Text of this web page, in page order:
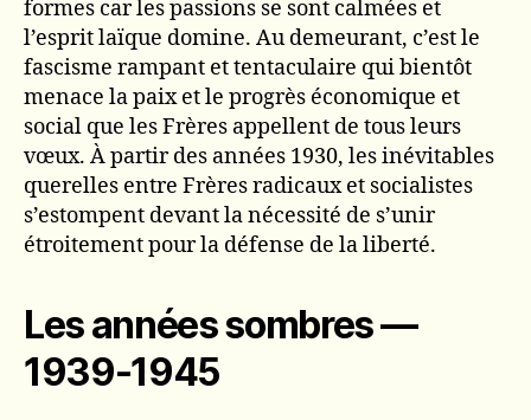
formes car les passions se sont calmées et
l’esprit laïque domine. Au demeurant, c’est le
fascisme rampant et tentaculaire qui bientôt
menace la paix et le progrès économique et
social que les Frères appellent de tous leurs
vœux. À partir des années 1930, les inévitables
querelles entre Frères radicaux et socialistes
s’estompent devant la nécessité de s’unir
étroitement pour la défense de la liberté.
Les années sombres —
1939-1945